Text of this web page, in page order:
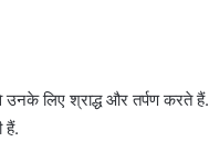
उनके लिए श्राद्ध और तर्पण करते हैं.
हैं.